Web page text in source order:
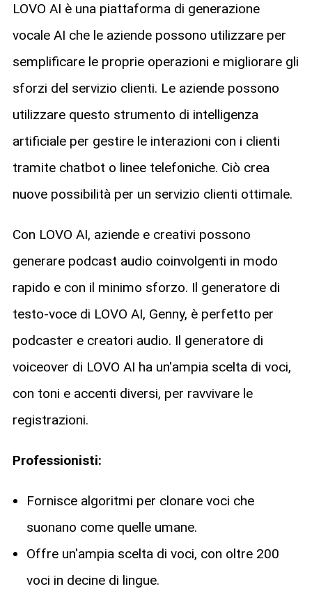
LOVO AI è una piattaforma di generazione
vocale AI che le aziende possono utilizzare per
semplificare le proprie operazioni e migliorare gli
sforzi del servizio clienti. Le aziende possono
utilizzare questo strumento di intelligenza
artificiale per gestire le interazioni con i clienti
tramite chatbot o linee telefoniche. Ciò crea
nuove possibilità per un servizio clienti ottimale.
Con LOVO AI, aziende e creativi possono
generare podcast audio coinvolgenti in modo
rapido e con il minimo sforzo. Il generatore di
testo-voce di LOVO AI, Genny, è perfetto per
podcaster e creatori audio. Il generatore di
voiceover di LOVO AI ha un'ampia scelta di voci,
con toni e accenti diversi, per ravvivare le
registrazioni.
Professionisti:
Fornisce algoritmi per clonare voci che
suonano come quelle umane.
Offre un'ampia scelta di voci, con oltre 200
voci in decine di lingue.